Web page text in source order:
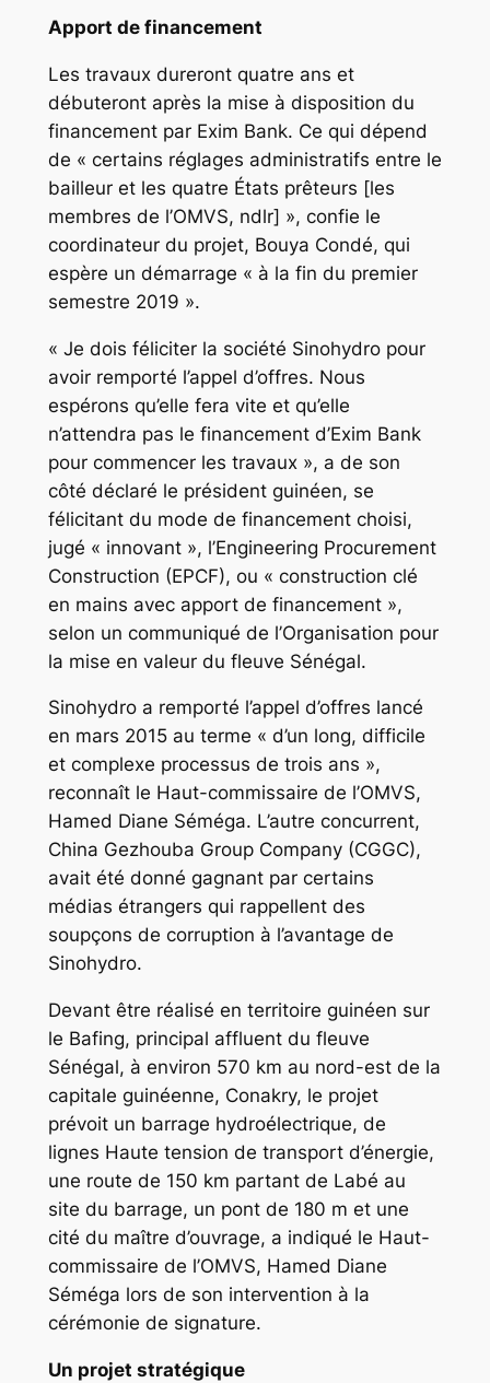
Apport de financement
Les travaux dureront quatre ans et
débuteront après la mise à disposition du
financement par Exim Bank. Ce qui dépend
de « certains réglages administratifs entre le
bailleur et les quatre États prêteurs [les
membres de l’OMVS, ndlr] », confie le
coordinateur du projet, Bouya Condé, qui
espère un démarrage « à la fin du premier
semestre 2019 ».
« Je dois féliciter la société Sinohydro pour
avoir remporté l’appel d’offres. Nous
espérons qu’elle fera vite et qu’elle
n’attendra pas le financement d’Exim Bank
pour commencer les travaux », a de son
côté déclaré le président guinéen, se
félicitant du mode de financement choisi,
jugé « innovant », l’Engineering Procurement
Construction (EPCF), ou « construction clé
en mains avec apport de financement »,
selon un communiqué de l’Organisation pour
la mise en valeur du fleuve Sénégal.
Sinohydro a remporté l’appel d’offres lancé
en mars 2015 au terme « d’un long, difficile
et complexe processus de trois ans »,
reconnaît le Haut-commissaire de l’OMVS,
Hamed Diane Séméga. L’autre concurrent,
China Gezhouba Group Company (CGGC),
avait été donné gagnant par certains
médias étrangers qui rappellent des
soupçons de corruption à l’avantage de
Sinohydro.
Devant être réalisé en territoire guinéen sur
le Bafing, principal affluent du fleuve
Sénégal, à environ 570 km au nord-est de la
capitale guinéenne, Conakry, le projet
prévoit un barrage hydroélectrique, de
lignes Haute tension de transport d’énergie,
une route de 150 km partant de Labé au
site du barrage, un pont de 180 m et une
cité du maître d’ouvrage, a indiqué le Haut-
commissaire de l’OMVS, Hamed Diane
Séméga lors de son intervention à la
cérémonie de signature.
Un projet stratégique